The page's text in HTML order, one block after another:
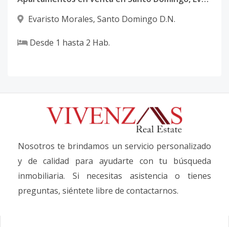
Evaristo Morales, Santo Domingo D.N.
Desde 1 hasta 2 Hab.
Nosotros te brindamos un servicio personalizado
y de calidad para ayudarte con tu búsqueda
inmobiliaria. Si necesitas asistencia o tienes
preguntas, siéntete libre de contactarnos.